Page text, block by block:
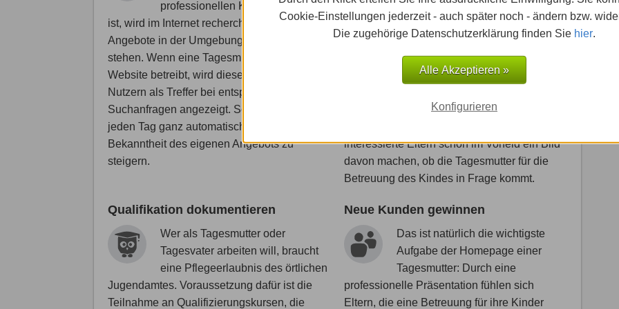
Cookie-Einstellungen jederzeit - auch später noch - ändern bzw.
Die zugehörige Datenschutzerklärung finden Sie hier.
Alle Akzeptieren »
Konfigurieren
professionellen Kinderbetreuung
ist, wird im Internet recherchieren, welche
Angebote in der Umgebung zur Auswahl
stehen. Wenn eine Tagesmutter eine eigene
Website betreibt, wird diese den Google-
Nutzern als Treffer bei entsprechenden
Suchanfragen angezeigt. So hilft die Website
jeden Tag ganz automatisch dabei mit, die
Bekanntheit des eigenen Angebots zu
steigern.
abgeben, ohne vorher zu prüfen,
wie die Räumlichkeiten aussehen, welche
Aktivitäten mit den Kindern unternommen
werden, wie die tägliche Förderung aussieht
und natürlich wer die Kinderbetreuung
solche Fragen mit Texten und Bildern
interessierte Eltern schon im Vorfeld ein Bild
davon machen, ob die Tagesmutter für die
Betreuung des Kindes in Frage kommt.
Qualifikation dokumentieren
Wer als Tagesmutter oder
Tagesvater arbeiten will, braucht
eine Pflegeerlaubnis des örtlichen
Jugendamtes. Voraussetzung dafür ist die
Teilnahme an Qualifizierungskursen, die
Neue Kunden gewinnen
Das ist natürlich die wichtigste
Aufgabe der Homepage einer
Tagesmutter: Durch eine
professionelle Präsentation fühlen sich
Eltern, die eine Betreuung für ihre Kinder